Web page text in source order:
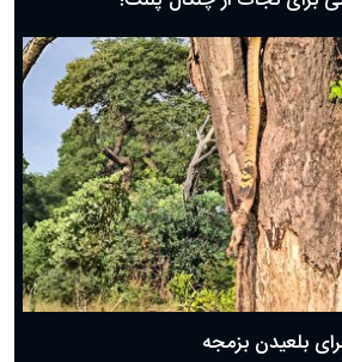
بلعیدن بزمجه